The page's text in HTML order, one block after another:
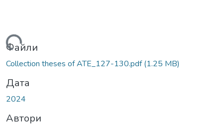
Файли
Collection theses of ATE_127-130.pdf(1.25 MB)
Дата
2024
Автори